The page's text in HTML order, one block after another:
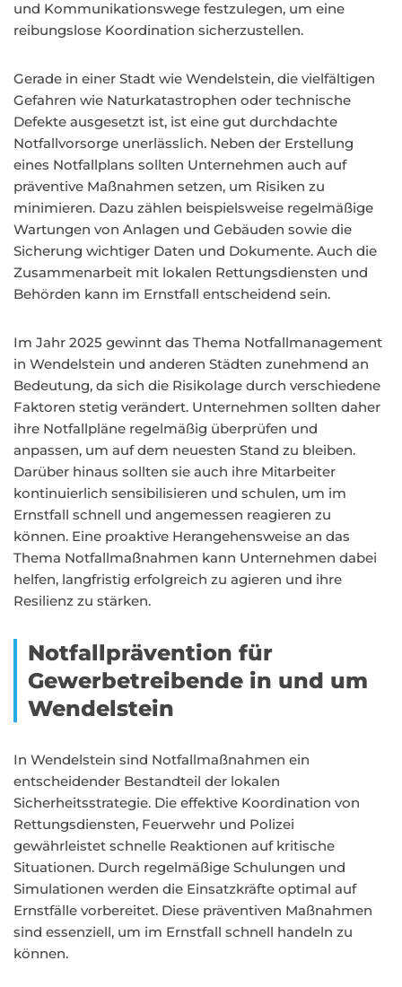
und Kommunikationswege festzulegen, um eine
reibungslose Koordination sicherzustellen.
Gerade in einer Stadt wie Wendelstein, die vielfältigen
Gefahren wie Naturkatastrophen oder technische
Defekte ausgesetzt ist, ist eine gut durchdachte
Notfallvorsorge unerlässlich. Neben der Erstellung
eines Notfallplans sollten Unternehmen auch auf
präventive Maßnahmen setzen, um Risiken zu
minimieren. Dazu zählen beispielsweise regelmäßige
Wartungen von Anlagen und Gebäuden sowie die
Sicherung wichtiger Daten und Dokumente. Auch die
Zusammenarbeit mit lokalen Rettungsdiensten und
Behörden kann im Ernstfall entscheidend sein.
Im Jahr 2025 gewinnt das Thema Notfallmanagement
in Wendelstein und anderen Städten zunehmend an
Bedeutung, da sich die Risikolage durch verschiedene
Faktoren stetig verändert. Unternehmen sollten daher
ihre Notfallpläne regelmäßig überprüfen und
anpassen, um auf dem neuesten Stand zu bleiben.
Darüber hinaus sollten sie auch ihre Mitarbeiter
kontinuierlich sensibilisieren und schulen, um im
Ernstfall schnell und angemessen reagieren zu
können. Eine proaktive Herangehensweise an das
Thema Notfallmaßnahmen kann Unternehmen dabei
helfen, langfristig erfolgreich zu agieren und ihre
Resilienz zu stärken.
Notfallprävention für
Gewerbetreibende in und um
Wendelstein
In Wendelstein sind Notfallmaßnahmen ein
entscheidender Bestandteil der lokalen
Sicherheitsstrategie. Die effektive Koordination von
Rettungsdiensten, Feuerwehr und Polizei
gewährleistet schnelle Reaktionen auf kritische
Situationen. Durch regelmäßige Schulungen und
Simulationen werden die Einsatzkräfte optimal auf
Ernstfälle vorbereitet. Diese präventiven Maßnahmen
sind essenziell, um im Ernstfall schnell handeln zu
können.